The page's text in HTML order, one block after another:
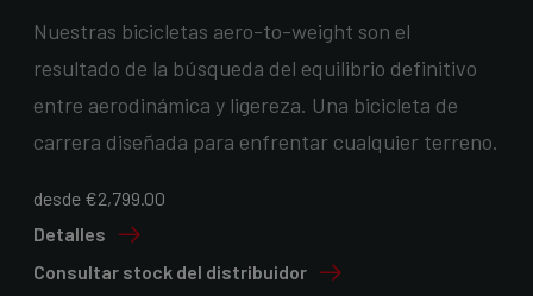
Nuestras bicicletas aero-to-weight son el
resultado de la búsqueda del equilibrio definitivo
entre aerodinámica y ligereza. Una bicicleta de
carrera diseñada para enfrentar cualquier terreno.
desde €2,799.00
Detalles
Consultar stock del distribuidor